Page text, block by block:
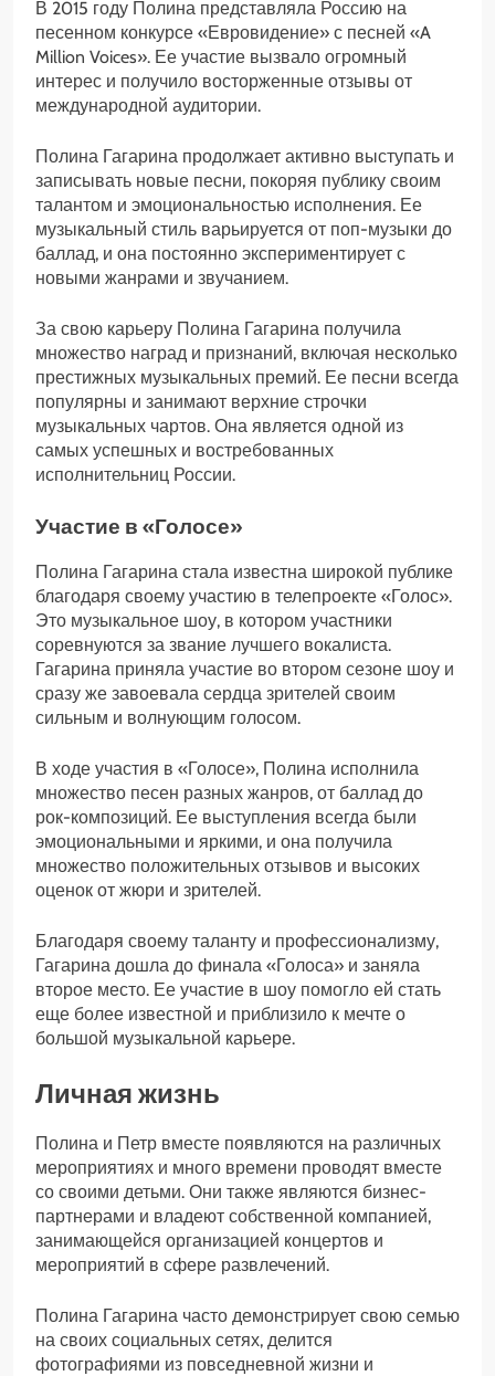
В 2015 году Полина представляла Россию на
песенном конкурсе «Евровидение» с песней «A
Million Voices». Ее участие вызвало огромный
интерес и получило восторженные отзывы от
международной аудитории.
Полина Гагарина продолжает активно выступать и
записывать новые песни, покоряя публику своим
талантом и эмоциональностью исполнения. Ее
музыкальный стиль варьируется от поп-музыки до
баллад, и она постоянно экспериментирует с
новыми жанрами и звучанием.
За свою карьеру Полина Гагарина получила
множество наград и признаний, включая несколько
престижных музыкальных премий. Ее песни всегда
популярны и занимают верхние строчки
музыкальных чартов. Она является одной из
самых успешных и востребованных
исполнительниц России.
Участие в «Голосе»
Полина Гагарина стала известна широкой публике
благодаря своему участию в телепроекте «Голос».
Это музыкальное шоу, в котором участники
соревнуются за звание лучшего вокалиста.
Гагарина приняла участие во втором сезоне шоу и
сразу же завоевала сердца зрителей своим
сильным и волнующим голосом.
В ходе участия в «Голосе», Полина исполнила
множество песен разных жанров, от баллад до
рок-композиций. Ее выступления всегда были
эмоциональными и яркими, и она получила
множество положительных отзывов и высоких
оценок от жюри и зрителей.
Благодаря своему таланту и профессионализму,
Гагарина дошла до финала «Голоса» и заняла
второе место. Ее участие в шоу помогло ей стать
еще более известной и приблизило к мечте о
большой музыкальной карьере.
Личная жизнь
Полина и Петр вместе появляются на различных
мероприятиях и много времени проводят вместе
со своими детьми. Они также являются бизнес-
партнерами и владеют собственной компанией,
занимающейся организацией концертов и
мероприятий в сфере развлечений.
Полина Гагарина часто демонстрирует свою семью
на своих социальных сетях, делится
фотографиями из повседневной жизни и